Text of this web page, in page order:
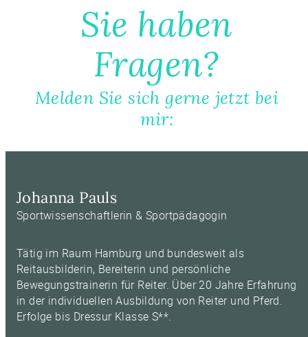
Sie haben
Fragen?
Melden Sie sich gerne jetzt bei
mir:
Johanna Pauls
Sportwissenschaftlerin & Sportpädagogin
Tätig im Raum Hamburg und bundesweit als
Reitausbilderin, Bereiterin und persönliche
Bewegungstrainerin für Reiter. Über 20 Jahre Erfahrung
in der individuellen Ausbildung von Reiter und Pferd.
Erfolge bis Dressur Klasse S**.